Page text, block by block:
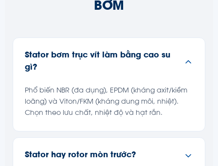
BƠM
Stator bơm trục vít làm bằng cao su
gì?
Phổ biến NBR (đa dụng), EPDM (kháng axit/kiềm
loãng) và Viton/FKM (kháng dung môi, nhiệt).
Chọn theo lưu chất, nhiệt độ và hạt rắn.
Stator hay rotor mòn trước?